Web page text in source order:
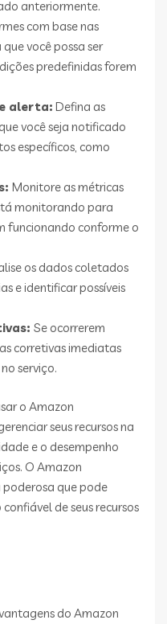
anteriormente.
com base nas
você possa ser
predefinidas forem
alerta: Defina as
você seja notificado
específicos, como
Monitore as métricas
monitorando para
funcionando conforme o
os dados coletados
e identificar possíveis
Se ocorrerem
corretivas imediatas
serviço.
o Amazon
seus recursos na
e o desempenho
O Amazon
que pode
de seus recursos
do Amazon